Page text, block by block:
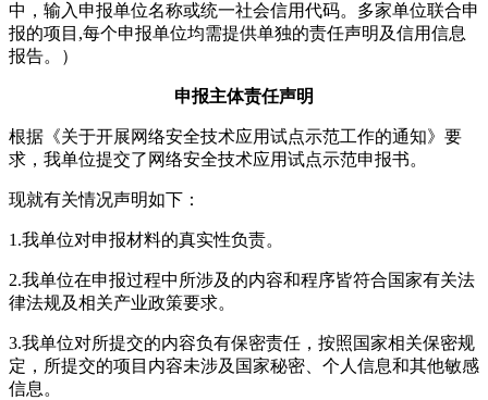
中，输入申报单位名称或统一社会信用代码。多家单位联合申
报的项目,每个申报单位均需提供单独的责任声明及信用信息
报告。）
申报主体责任声明
根据《关于开展网络安全技术应用试点示范工作的通知》要
求，我单位提交了网络安全技术应用试点示范申报书。
现就有关情况声明如下：
1.我单位对申报材料的真实性负责。
2.我单位在申报过程中所涉及的内容和程序皆符合国家有关法
律法规及相关产业政策要求。
3.我单位对所提交的内容负有保密责任，按照国家相关保密规
定，所提交的项目内容未涉及国家秘密、个人信息和其他敏感
信息。